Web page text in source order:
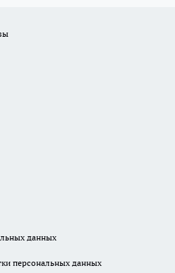
данных
персональных данных